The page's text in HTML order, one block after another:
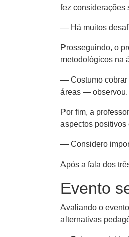
fez considerações
— Há muitos
Prosseguindo, o
metodológicos na
— Costumo cobrar
áreas — observou.
Por fim, a
aspectos positivos
— Considero
Após a fala dos
Evento
Avaliando o
alternativas